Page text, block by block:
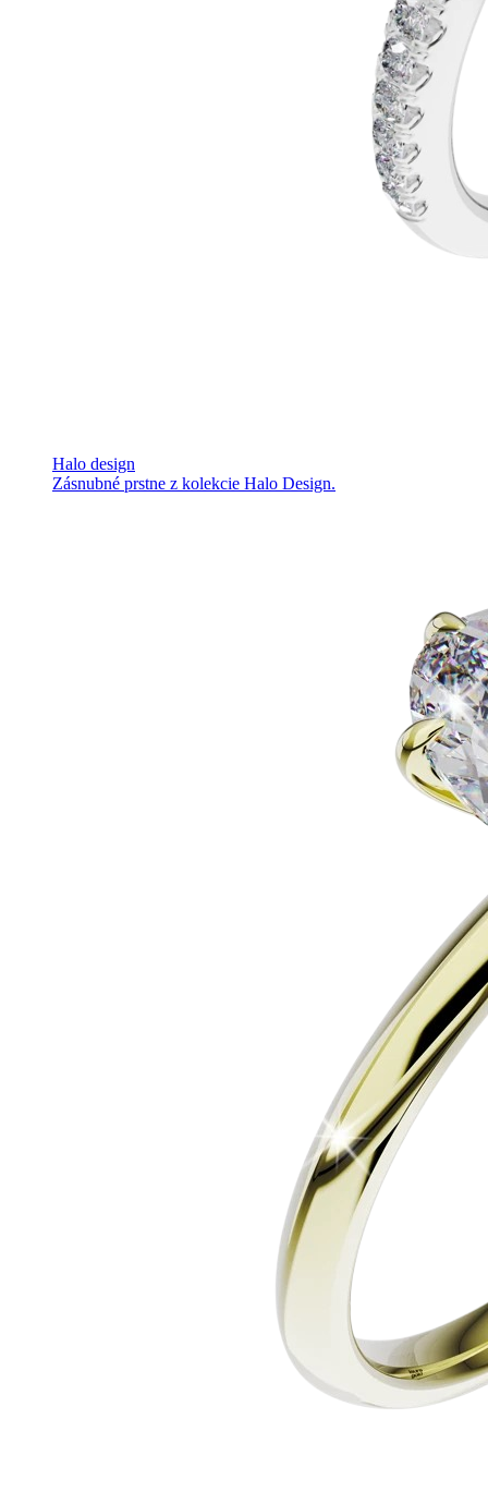
Halo design
Zásnubné prstne z kolekcie Halo Design.